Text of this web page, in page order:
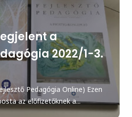
a
2022/1-3.
Pedagógia Online) Ezen
az előfizetőknek a...